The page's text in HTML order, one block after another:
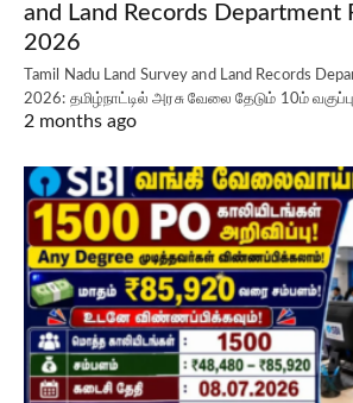
and Land Records Department
2026
Tamil Nadu Land Survey and Land Records
2026: தமிழ்நாட்டில் அரசு வேலை தேடும் 10ம்
2 months ago